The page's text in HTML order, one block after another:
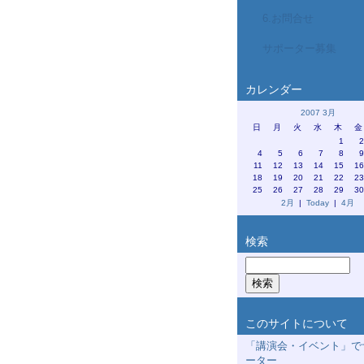
カレンダー
2007 3月
日
月 火 水 木 金
1
2
4
5 6 7 8 9
11
12 13 14 15 16
18
19 20 21 22 23
25
26 27 28 29 30
2月
| Today | 4月
検索
このサイトについて
「講演会・イベント」で
ーター